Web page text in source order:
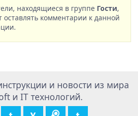
находящиеся в группе Гости,
оставлять комментарии к данной
и новости из мира
и IT технологий.